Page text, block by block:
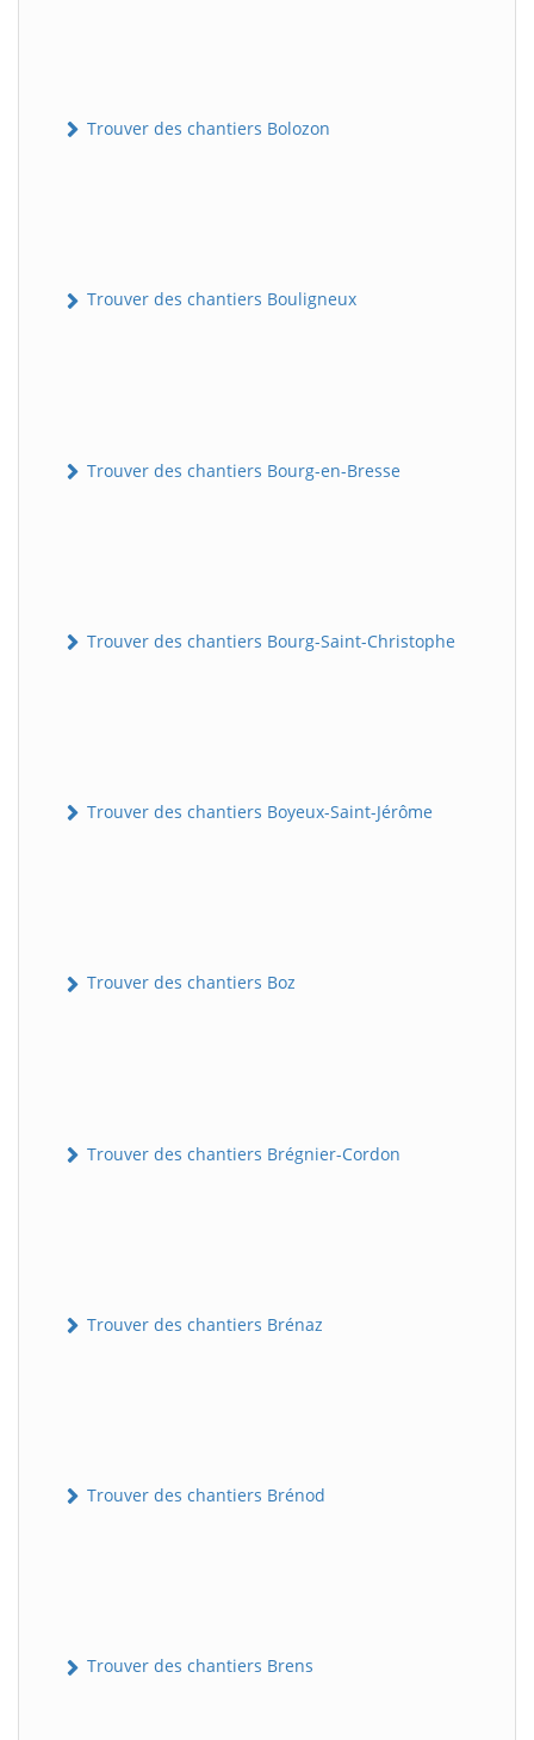
Trouver des chantiers Bolozon
Trouver des chantiers Bouligneux
Trouver des chantiers Bourg-en-Bresse
Trouver des chantiers Bourg-Saint-Christophe
Trouver des chantiers Boyeux-Saint-Jérôme
Trouver des chantiers Boz
Trouver des chantiers Brégnier-Cordon
Trouver des chantiers Brénaz
Trouver des chantiers Brénod
Trouver des chantiers Brens